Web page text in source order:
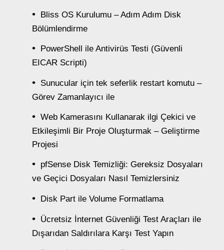
Bliss OS Kurulumu – Adım Adım Disk
Bölümlendirme
PowerShell ile Antivirüs Testi (Güvenli
EICAR Scripti)
Sunucular için tek seferlik restart komutu –
Görev Zamanlayıcı ile
Web Kamerasını Kullanarak ilgi Çekici ve
Etkileşimli Bir Proje Oluşturmak – Geliştirme
Projesi
pfSense Disk Temizliği: Gereksiz Dosyaları
ve Geçici Dosyaları Nasıl Temizlersiniz
Disk Part ile Volume Formatlama
Ücretsiz İnternet Güvenliği Test Araçları ile
Dışarıdan Saldırılara Karşı Test Yapın